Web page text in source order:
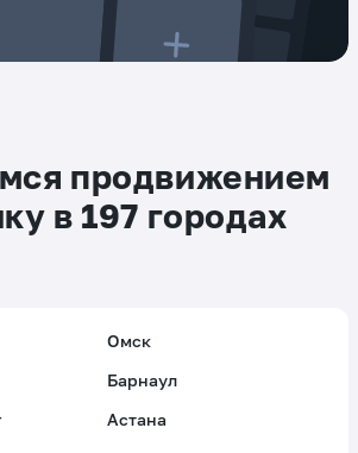
продвижением
в 197 городах
Омск
Барнаул
Астана